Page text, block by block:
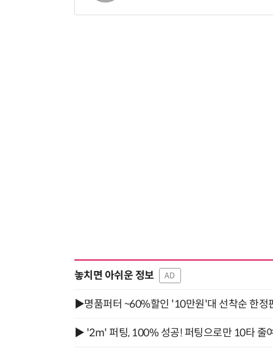
놓치면 아쉬운 정보 AD
▶명품퍼터 ~60%할인 '10만원'대 선착순 한정
▶ '2m' 퍼팅, 100% 성공! 퍼팅으로만 10타 줄